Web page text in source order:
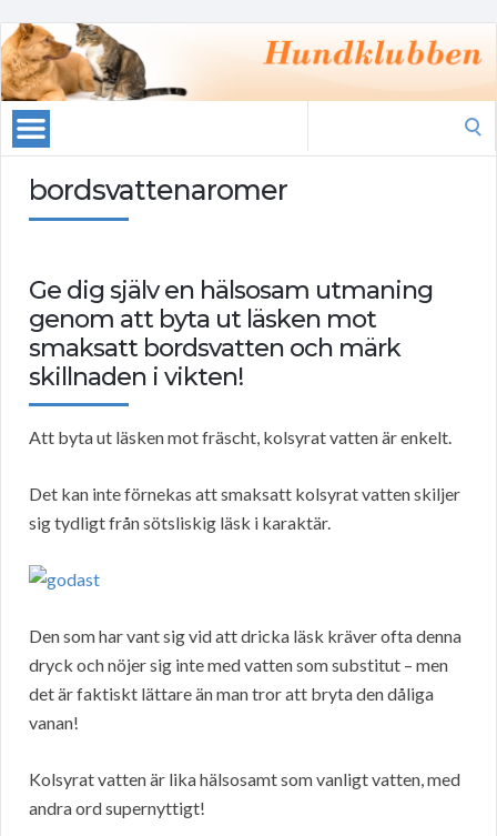
bordsvattenaromer
Ge dig själv en hälsosam utmaning
genom att byta ut läsken mot
smaksatt bordsvatten och märk
skillnaden i vikten!
Att byta ut läsken mot fräscht, kolsyrat vatten är enkelt.
Det kan inte förnekas att smaksatt kolsyrat vatten skiljer
sig tydligt från sötsliskig läsk i karaktär.
Den som har vant sig vid att dricka läsk kräver ofta denna
dryck och nöjer sig inte med vatten som substitut – men
det är faktiskt lättare än man tror att bryta den dåliga
vanan!
Kolsyrat vatten är lika hälsosamt som vanligt vatten, med
andra ord supernyttigt!